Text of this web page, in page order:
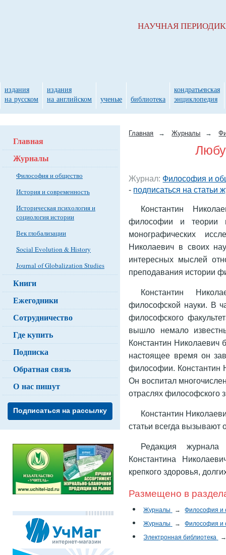
Главная → Журналы →
Журнал: Философия и
- подписаться на статьи
Константин
философии и теории
монографических
Николаевич в своих
интересных мыслей
преподавания истории
Константин
философской науки. В
философского
вышло немало
Константин Николаевич
настоящее время он
философии. Константин
Он воспитал
отраслях философского
Константин
статьи всегда вызывают
Редакция
Константина
крепкого здоровья,
Размещено в
Журналы →
Философия и
Журналы
→
Философия и
Электронная библиотека
Главная
Журналы
Философия и общество
История и современность
Историческая психология и
социология истории
Век глобализации
Social Evolution & History
Journal of Globalization Studies
Книги
Ежегодники
Сотрудничество
Где купить
Подписка
Обратная связь
О нас пишут
Подписаться на рассылку
НАУЧНАЯ
издания
на русском
издания
на английском
ученые библиотека
кондратьевская
энциклопедия